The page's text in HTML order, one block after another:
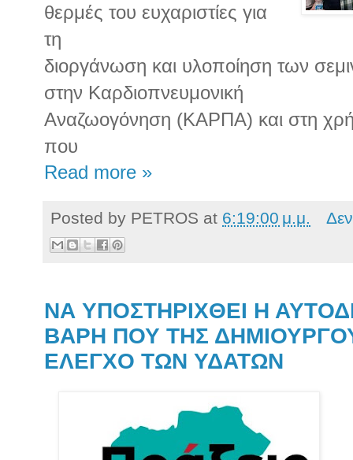
θερμές του ευχαριστίες για
τη
διοργάνωση και υλοποίηση των
στην Καρδιοπνευμονική
Αναζωογόνηση (ΚΑΡΠΑ) και στη
που
Read more »
Posted by PETROS at 6:19:00 μ.μ.
ΝΑ ΥΠΟΣΤΗΡΙΧΘΕΙ Η
ΒΑΡΗ ΠΟΥ ΤΗΣ
ΕΛΕΓΧΟ ΤΩΝ ΥΔΑΤΩΝ